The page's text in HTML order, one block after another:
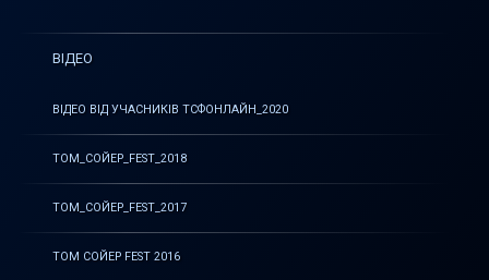
ВІДЕО
ВІДЕО ВІД УЧАСНИКІВ ТСФОНЛАЙН_2020
ТОМ_СОЙЕР_FEST_2018
ТОМ_СОЙЕР_FEST_2017
ТОМ СОЙЕР FEST 2016